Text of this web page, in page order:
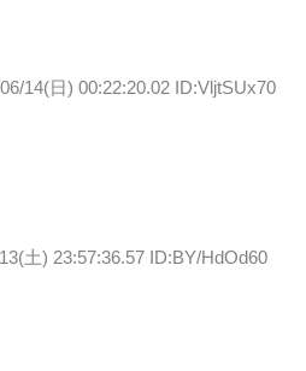
14(日) 00:22:20.02 ID:VljtSUx70
土) 23:57:36.57 ID:BY/HdOd60